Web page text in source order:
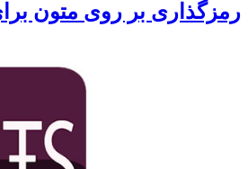
رمزگذاری بر روی متون